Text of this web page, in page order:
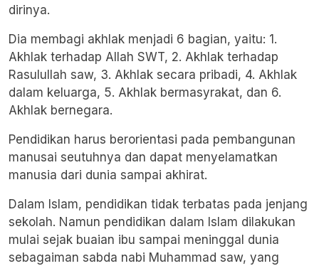
dirinya.
Dia membagi akhlak menjadi 6 bagian, yaitu: 1.
Akhlak terhadap Allah SWT, 2. Akhlak terhadap
Rasulullah saw, 3. Akhlak secara pribadi, 4. Akhlak
dalam keluarga, 5. Akhlak bermasyrakat, dan 6.
Akhlak bernegara.
Pendidikan harus berorientasi pada pembangunan
manusai seutuhnya dan dapat menyelamatkan
manusia dari dunia sampai akhirat.
Dalam Islam, pendidikan tidak terbatas pada jenjang
sekolah. Namun pendidikan dalam Islam dilakukan
mulai sejak buaian ibu sampai meninggal dunia
sebagaiman sabda nabi Muhammad saw, yang